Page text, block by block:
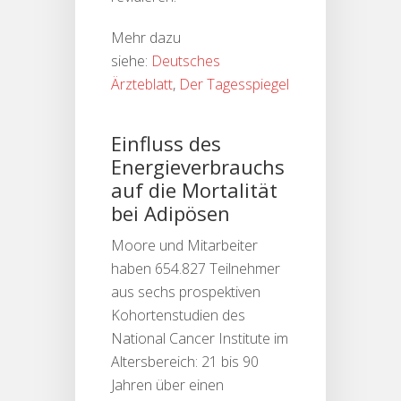
Mehr dazu
siehe: Deutsches
Ärzteblatt, Der Tagesspiegel
Einfluss des
Energieverbrauchs
auf die Mortalität
bei Adipösen
Moore und Mitarbeiter
haben 654.827 Teilnehmer
aus sechs prospektiven
Kohortenstudien des
National Cancer Institute im
Altersbereich: 21 bis 90
Jahren über einen